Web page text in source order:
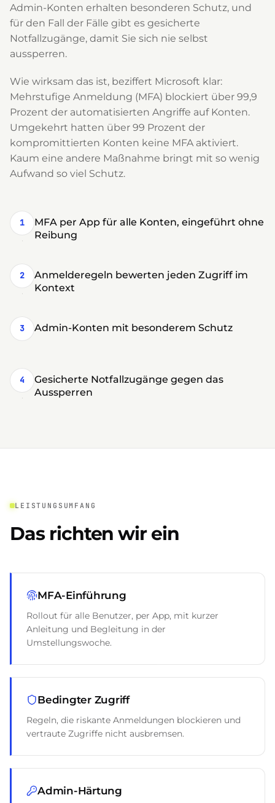
Admin-Konten erhalten besonderen Schutz, und
für den Fall der Fälle gibt es gesicherte
Notfallzugänge, damit Sie sich nie selbst
aussperren.
Wie wirksam das ist, beziffert Microsoft klar:
Mehrstufige Anmeldung (MFA) blockiert über 99,9
Prozent der automatisierten Angriffe auf Konten.
Umgekehrt hatten über 99 Prozent der
kompromittierten Konten keine MFA aktiviert.
Kaum eine andere Maßnahme bringt mit so wenig
Aufwand so viel Schutz.
1
MFA per App für alle Konten, eingeführt ohne
Reibung
2
Anmelderegeln bewerten jeden Zugriff im
Kontext
3 Admin-Konten mit besonderem Schutz
4
Gesicherte Notfallzugänge gegen das
Aussperren
LEISTUNGSUMFANG
Das richten wir ein
MFA-Einführung
Rollout für alle Benutzer, per App, mit kurzer
Anleitung und Begleitung in der
Umstellungswoche.
Bedingter Zugriff
Regeln, die riskante Anmeldungen blockieren und
vertraute Zugriffe nicht ausbremsen.
Admin-Härtung